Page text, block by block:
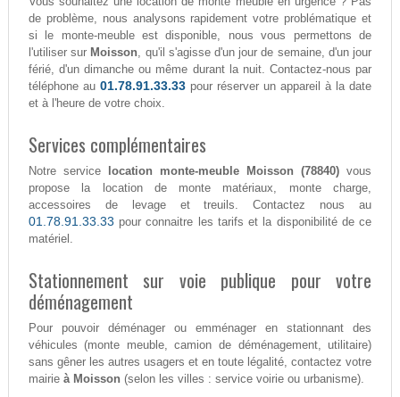
de problème, nous analysons rapidement votre problématique et
si le monte-meuble est disponible, nous vous permettons de
l'utiliser sur Moisson, qu'il s'agisse d'un jour de semaine, d'un jour
férié, d'un dimanche ou même durant la nuit. Contactez-nous par
téléphone au 01.78.91.33.33 pour réserver un appareil à la date
et à l'heure de votre choix.
Services complémentaires
Notre service location monte-meuble Moisson (78840) vous
propose la location de monte matériaux, monte charge,
accessoires de levage et treuils. Contactez nous au
01.78.91.33.33 pour connaitre les tarifs et la disponibilité de ce
matériel.
Stationnement sur voie publique pour votre
déménagement
Pour pouvoir déménager ou emménager en stationnant des
véhicules (monte meuble, camion de déménagement, utilitaire)
sans gêner les autres usagers et en toute légalité, contactez votre
mairie à Moisson (selon les villes : service voirie ou urbanisme).